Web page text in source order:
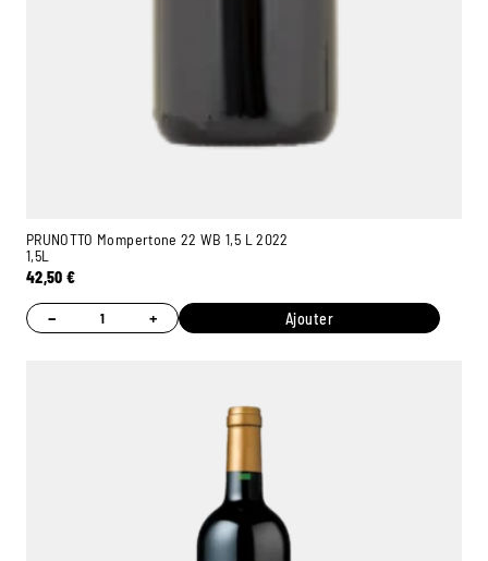
PRUNOTTO Mompertone 22 WB 1,5 L 2022
1,5L
42,50€
− + Ajouter